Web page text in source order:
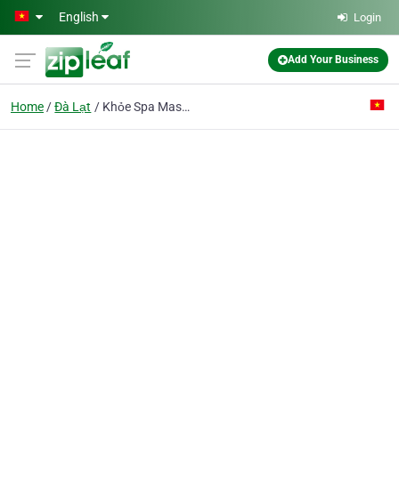
Skip to main content
English Login
Add Your Business
Home Đà Lạt Khỏe Spa Massage Đà Lạt - 스파 마사지